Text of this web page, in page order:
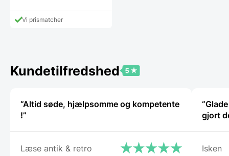
vare
vælges
på
Vi prismatcher
Kundetilfredshed
“Altid søde, hjælpsomme og kompetente
!”
Læse antik & retro
gjort
Isken